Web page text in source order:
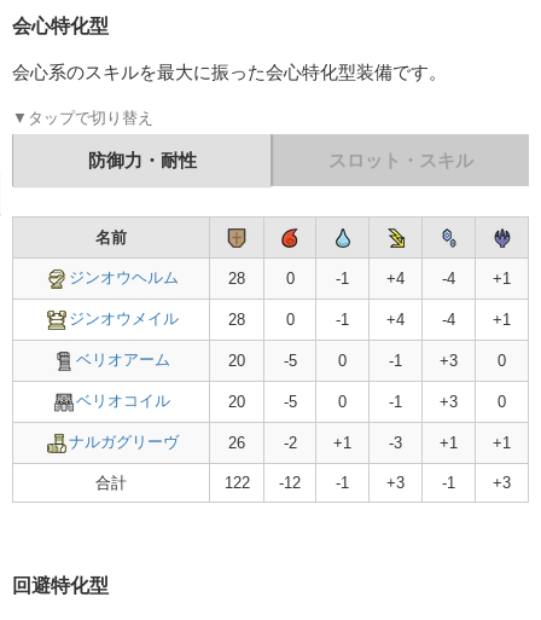
会心特化型
会心系のスキルを最大に振った会心特化型装備です。
▼タップで切り替え
防御力・耐性
名前
ジンオウヘルム 28 0 -1 +4 -4 +1
ジンオウメイル 28 0 -1 +4 -4 +1
ベリオアーム 20 -5 0 -1 +3 0
ベリオコイル 20 -5 0 -1 +3 0
ナルガグリーヴ 26 -2 +1 -3 +1 +1
合計 122 -12 -1 +3 -1 +3
スロット・スキル
名前 スロット
ジンオウヘルム
ジンオウメイル
ベリオアーム -
ベリオコイル -
ナルガグリーヴ
回避特化型